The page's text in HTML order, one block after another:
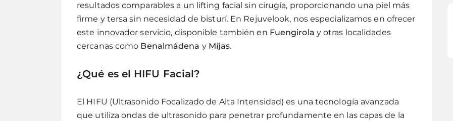
resultados comparables a un lifting facial sin cirugía, proporcionando una piel más
firme y tersa sin necesidad de bisturí. En Rejuvelook, nos especializamos en ofrecer
este innovador servicio, disponible también en Fuengirola y otras localidades
cercanas como Benalmádena y Mijas.
¿Qué es el HIFU Facial?
El HIFU (Ultrasonido Focalizado de Alta Intensidad) es una tecnología avanzada
que utiliza ondas de ultrasonido para penetrar profundamente en las capas de la